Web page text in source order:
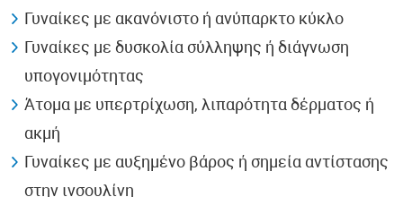
Γυναίκες με ακανόνιστο ή ανύπαρκτο κύκλο
Γυναίκες με δυσκολία σύλληψης ή διάγνωση
υπογονιμότητας
Άτομα με υπερτρίχωση, λιπαρότητα δέρματος ή
ακμή
Γυναίκες με αυξημένο βάρος ή σημεία αντίστασης
στην ινσουλίνη